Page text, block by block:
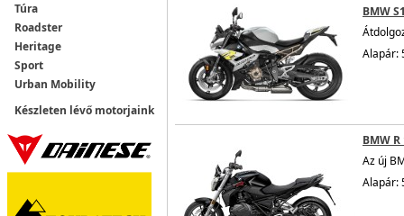
Túra
Roadster
Heritage
Sport
Urban Mobility
Készleten lévő motorjaink
BMW
Alapár:
BMW R
Az új
Alapár: